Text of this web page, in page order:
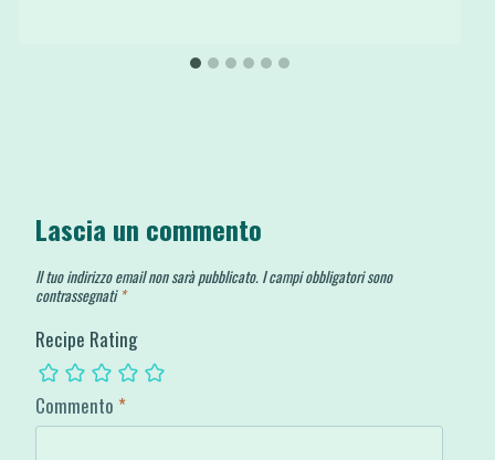
Lascia un commento
Il tuo indirizzo email non sarà pubblicato. I campi obbligatori sono
contrassegnati *
Recipe Rating
Commento *